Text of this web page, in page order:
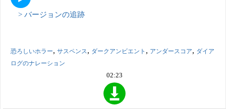
> バージョンの追跡
恐ろしいホラー, サスペンス, ダークアンビエント , アンダースコア, ダイア
ログのナレーション
02:23